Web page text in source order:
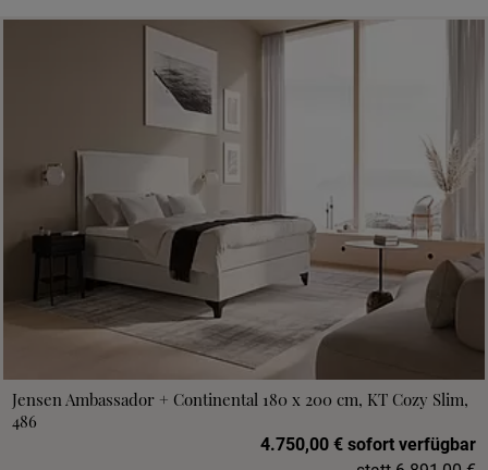
Jensen Ambassador + Continental 180 x 200 cm, KT Cozy Slim,
486
4.750,00 € sofort verfügbar